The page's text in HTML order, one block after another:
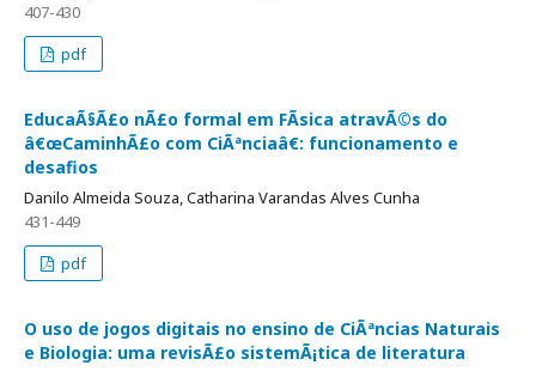
407-430
pdf
EducaÃ§Ã£o nÃ£o formal em FÃ­sica atravÃ©s do
â€œCaminhÃ£o com CiÃªnciaâ€: funcionamento e
desafios
Danilo Almeida Souza, Catharina Varandas Alves Cunha
431-449
pdf
O uso de jogos digitais no ensino de CiÃªncias Naturais
e Biologia: uma revisÃ£o sistemÃ¡tica de literatura